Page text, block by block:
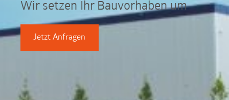
Wir setzen Ihr Bauvorhaben um
Jetzt Anfragen